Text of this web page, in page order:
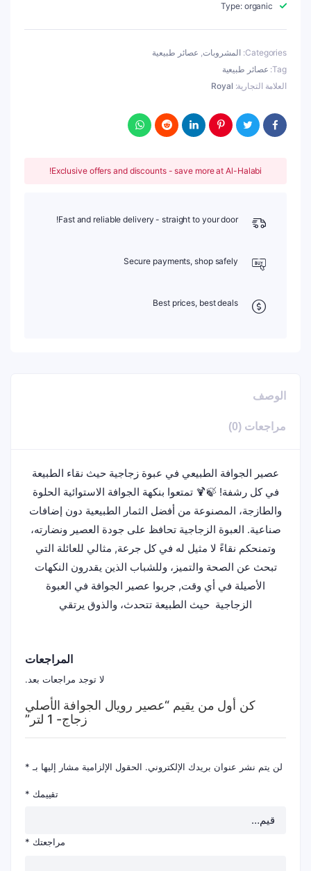
Type: organic
Categories: المشروبات, عصائر طبيعية
Tag: عصائر طبيعية
العلامة التجارية: Royal
Exclusive offers and discounts - save more at Al-Halabi!
Fast and reliable delivery - straight to your door!
Secure payments, shop safely
Best prices, best deals
الوصف
مراجعات (0)
عصير الجوافة الطبيعي في عبوة زجاجية حيث نقاء الطبيعة
في كل رشفة! 🍃🍹 تمتعوا بنكهة الجوافة الاستوائية الحلوة
والطازجة، المصنوعة من أفضل الثمار الطبيعية دون إضافات
صناعية. العبوة الزجاجية تحافظ على جودة العصير ونضارته،
وتمنحكم نقاءً لا مثيل له في كل جرعة, مثالي للعائلة التي
تبحث عن الصحة والتميز، وللشباب الذين يقدرون النكهات
الأصيلة في أي وقت, جربوا عصير الجوافة في العبوة
الزجاجية حيث الطبيعة تتحدث، والذوق يرتقي
المراجعات
لا توجد مراجعات بعد.
كن أول من يقيم “عصير رويال الجوافة الأصلي
زجاج- 1 لتر”
لن يتم نشر عنوان بريدك الإلكتروني. الحقول الإلزامية مشار إليها بـ *
تقييمك *
مراجعتك *